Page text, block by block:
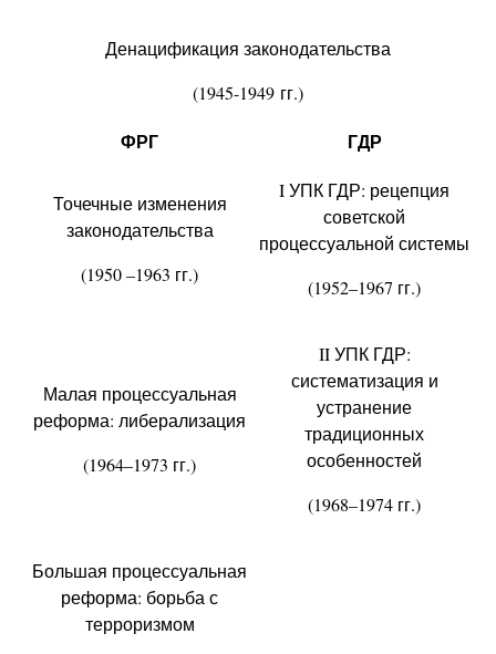
Денацификация законодательства
(1945-1949 гг.)
ФРГ ГДР
Точечные изменения
законодательства
(1950 –1963 гг.)
I УПК ГДР: рецепция
советской
процессуальной системы
(1952–1967 гг.)
Малая процессуальная
реформа: либерализация
(1964–1973 гг.)
II УПК ГДР:
систематизация и
устранение
традиционных
особенностей
(1968–1974 гг.)
Большая процессуальная
реформа: борьба с
терроризмом